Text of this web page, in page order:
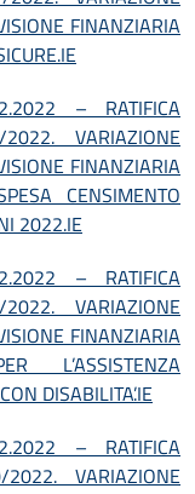
FINANZIARIA
– RATIFICA
VARIAZIONE
FINANZIARIA
CENSIMENTO
2022.IE
– RATIFICA
VARIAZIONE
FINANZIARIA
L’ASSISTENZA
DISABILITA’.IE
– RATIFICA
VARIAZIONE